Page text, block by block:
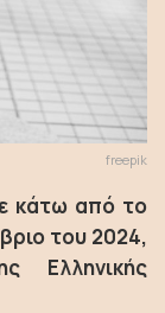
freepik
κάτω από το
του 2024,
Ελληνικής